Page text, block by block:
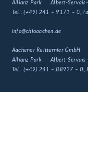
Allianz Park
Albert-
Tel.:(+49) 241 – 9171 – 0 ,
info@chioaachen.de
Aachener Reitturnier GmbH
Allianz Park
Albert-
Tel.:(+49) 241 – 88927 – 0